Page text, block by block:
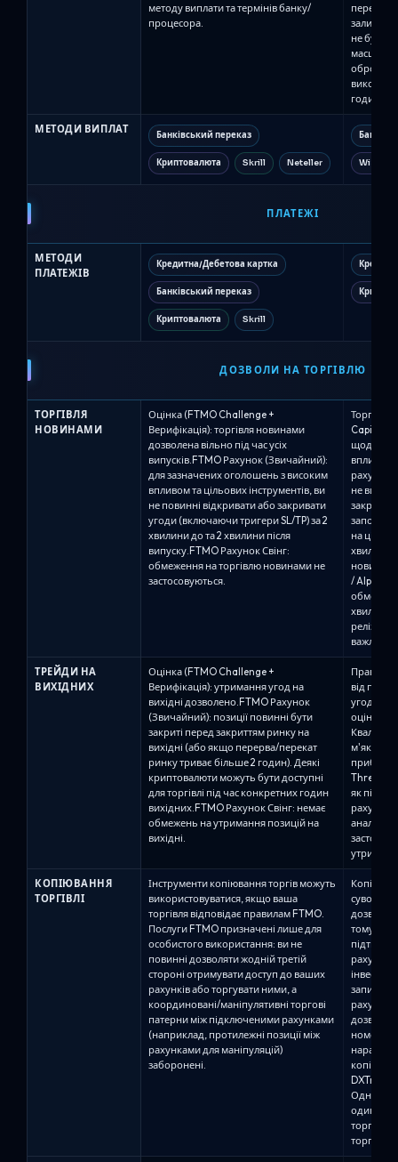
методу виплати та термінів банку/
процесора.
перед
не буде
годин.
МЕТОДИ ВИПЛАТ Банківський переказ
Криптовалюта Skrill Neteller Wise
ПЛАТЕЖІ
МЕТОДИ
ПЛАТЕЖІВ
Кредитна/Дебетова картка
Банківський переказ
Криптовалюта Skrill
ДОЗВОЛИ НА ТОРГІВЛЮ
ТОРГІВЛЯ
НОВИНАМИ
Оцінка (FTMO Challenge +
Верифікація): торгівля новинами
дозволена вільно під час усіх
випусків.FTMO Рахунок (Звичайний):
для зазначених оголошень з високим
впливом та цільових інструментів, ви
не повинні відкривати або закривати
угоди (включаючи тригери SL/TP) за 2
хвилини до та 2 хвилини після
випуску.FTMO Рахунок Свінг:
обмеження на торгівлю новинами не
застосовуються.
Торгівля
Capital
щодо
впливом
не
на
хвилин
новинних
/ Alpha
хвилин
ТРЕЙДИ НА
ВИХІДНИХ
Оцінка (FTMO Challenge +
Верифікація): утримання угод на
вихідні дозволено.FTMO Рахунок
(Звичайний): позиції повинні бути
закриті перед закриттям ринку на
вихідні (або якщо перерва/перекат
ринку триває більше 2 годин). Деякі
криптовалюти можуть бути доступні
для торгівлі під час конкретних годин
вихідних.FTMO Рахунок Свінг: немає
обмежень на утримання позицій на
вихідні.
Правила
від
угод на
оцінки,
м'яким
Three:
як під
рахунку
КОПІЮВАННЯ
ТОРГІВЛІ
Інструменти копіювання торгів можуть
використовуватися, якщо ваша
торгівля відповідає правилам FTMO.
Послуги FTMO призначені лише для
особистого використання: ви не
повинні дозволяти жодній третій
стороні отримувати доступ до ваших
рахунків або торгувати ними, а
координовані/маніпулятивні торгові
патерни між підключеними рахунками
(наприклад, протилежні позиції між
рахунками для маніпуляцій)
заборонені.
суворо
дозволяє
тому
запитом.
номерів
наразі
DXTrade
один
торгів
торгові